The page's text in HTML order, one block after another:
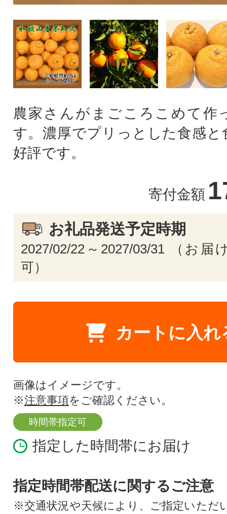
農家さんがまごころこめて作
す。濃厚でプリっとした食感と
好評です。
寄付金額
お礼品発送予定時期
2027/02/22～2027/03/31 （お届
可）
カートに入れ
画像はイメージです。
※注意事項をご確認ください。
時間帯指定可
指定した時間帯にお届け
指定時間帯配送に関するご注意
※交通状況や天候により、ご指定いただ